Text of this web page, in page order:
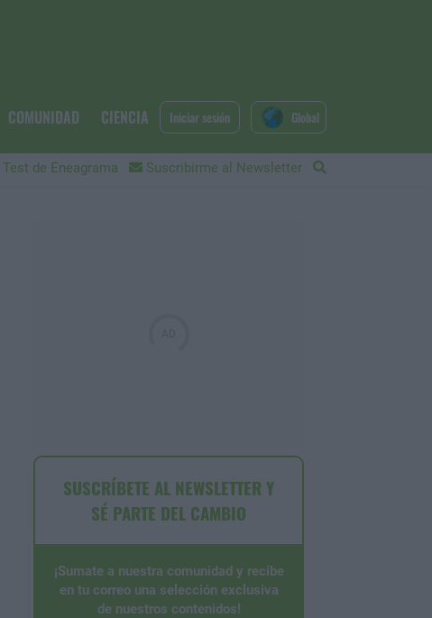
COMUNIDAD CIENCIA
Test de Eneagrama Suscribirme al Newsletter
Iniciar sesión Global
SUSCRÍBETE AL NEWSLETTER Y
SÉ PARTE DEL CAMBIO
¡Sumate a nuestra comunidad y recibe
en tu correo una selección exclusiva
de nuestros contenidos!